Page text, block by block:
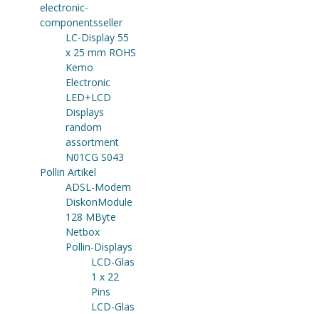
electronic-
componentsseller
LC-Display 55
x 25 mm ROHS
Kemo
Electronic
LED+LCD
Displays
random
assortment
N01CG S043
Pollin Artikel
ADSL-Modem
DiskonModule
128 MByte
Netbox
Pollin-Displays
LCD-Glas
1 x 22
Pins
LCD-Glas